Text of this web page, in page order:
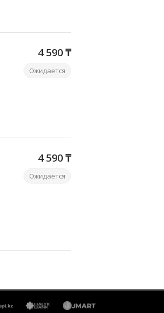
4 590 ₸
Ожидается
4 590 ₸
Ожидается